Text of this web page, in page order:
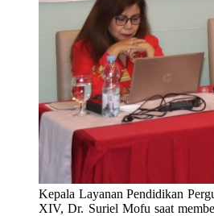
Kepala Layanan Pendidikan
XIV, Dr. Suriel Mofu saat